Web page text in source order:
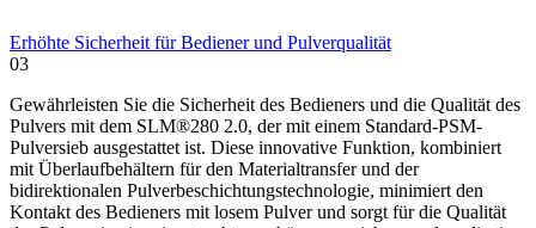
Erhöhte Sicherheit für Bediener und Pulverqualität
03
Gewährleisten Sie die Sicherheit des Bedieners und die Qualität des
Pulvers mit dem SLM®280 2.0, der mit einem Standard-PSM-
Pulversieb ausgestattet ist. Diese innovative Funktion, kombiniert
mit Überlaufbehältern für den Materialtransfer und der
bidirektionalen Pulverbeschichtungstechnologie, minimiert den
Kontakt des Bedieners mit losem Pulver und sorgt für die Qualität